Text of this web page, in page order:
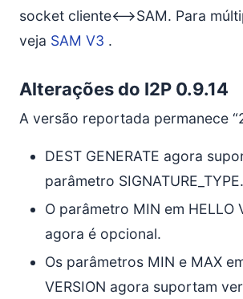
socket cliente<–>SAM. Para
veja SAM V3 .
Alterações do I2P 0.9.14
A versão reportada permanece
DEST GENERATE agora
parâmetro SIGNATURE_TYPE.
O parâmetro MIN em HELLO
agora é opcional.
Os parâmetros MIN e MAX
VERSION agora suportam